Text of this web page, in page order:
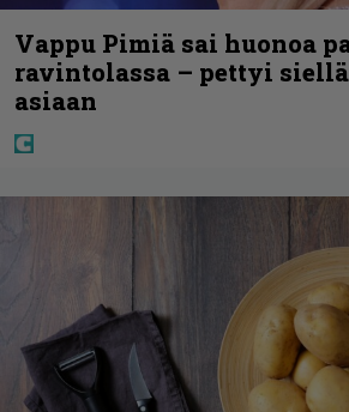
Vappu Pimiä sai huonoa
ravintolassa – pettyi
asiaan